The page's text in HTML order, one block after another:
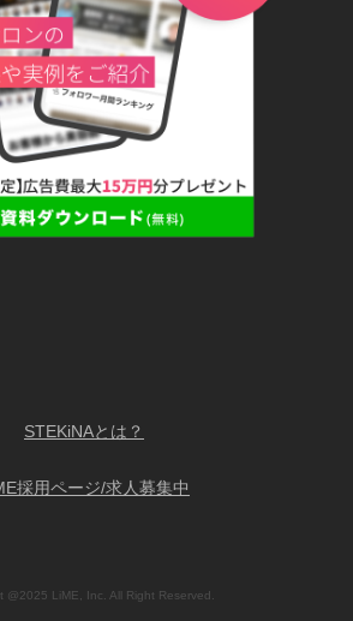
STEKiNAとは？
採用ページ/求人募集中
@2025 LiME, Inc. All Right Reserved.